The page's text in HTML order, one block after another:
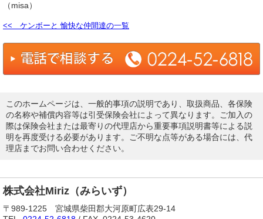
（misa）
<< ケンボーと 愉快な仲間達の一覧
このホームページは、一般的事項の説明であり、取扱商品、各保険
の名称や補償内容等は引受保険会社によって異なります。ご加入の
際は保険会社または最寄りの代理店から重要事項説明書等による説
明を再度受ける必要があります。ご不明な点等がある場合には、代
理店までお問い合わせください。
株式会社Miriz（みらいず）
〒989-1225 宮城県柴田郡大河原町広表29-14